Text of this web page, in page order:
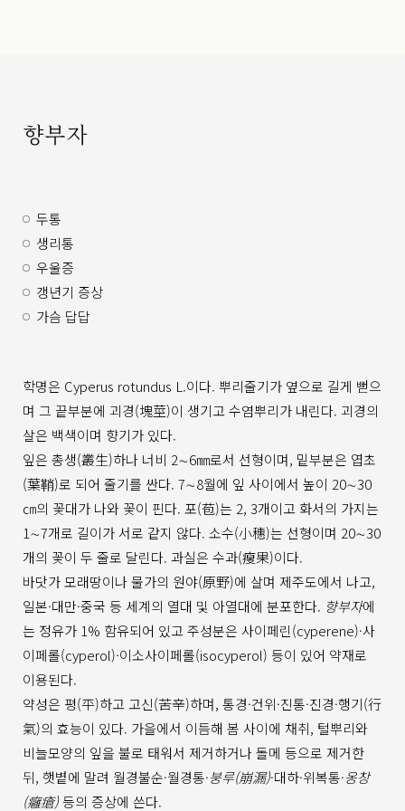
향부자
두통
생리통
우울증
갱년기 증상
가슴 답답
학명은 Cyperus rotundus L.이다. 뿌리줄기가 옆으로 길게 뻗으
며 그 끝부분에 괴경(塊莖)이 생기고 수염뿌리가 내린다. 괴경의
살은 백색이며 향기가 있다.
잎은 총생(叢生)하나 너비 2∼6㎜로서 선형이며, 밑부분은 엽초
(葉鞘)로 되어 줄기를 싼다. 7∼8월에 잎 사이에서 높이 20∼30
㎝의 꽃대가 나와 꽃이 핀다. 포(苞)는 2, 3개이고 화서의 가지는
1∼7개로 길이가 서로 같지 않다. 소수(小穗)는 선형이며 20∼30
개의 꽃이 두 줄로 달린다. 과실은 수과(瘦果)이다.
바닷가 모래땅이나 물가의 원야(原野)에 살며 제주도에서 나고,
일본·대만·중국 등 세계의 열대 및 아열대에 분포한다. 향부자에
는 정유가 1% 함유되어 있고 주성분은 사이페린(cyperene)·사
이페롤(cyperol)·이소사이페롤(isocyperol) 등이 있어 약재로
이용된다.
약성은 평(平)하고 고신(苦辛)하며, 통경·건위·진통·진경·행기(行
氣)의 효능이 있다. 가을에서 이듬해 봄 사이에 채취, 털뿌리와
비늘모양의 잎을 불로 태워서 제거하거나 돌메 등으로 제거한
뒤, 햇볕에 말려 월경불순·월경통·붕루(崩漏)·대하·위복통·옹창
(癰瘡)등의 증상에 쓴다.